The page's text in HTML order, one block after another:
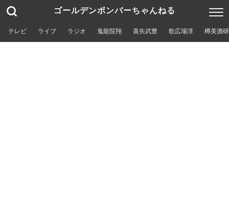
ゴールデンボンバーちゃんねる
テレビ ライブ ラジオ 鬼龍院翔 喜矢武豊 歌広場淳 樽美酒